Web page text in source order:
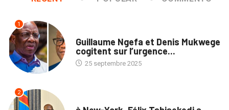
1
Guillaume Ngefa et Denis Mukwege
cogitent sur l’urgence...
25 septembre 2025
2